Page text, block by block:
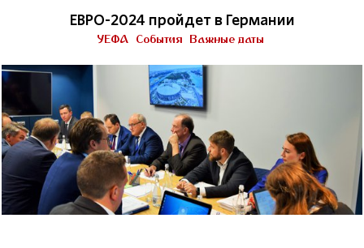
ЕВРО-2024 пройдет в Германии
УЕФА События Важные даты